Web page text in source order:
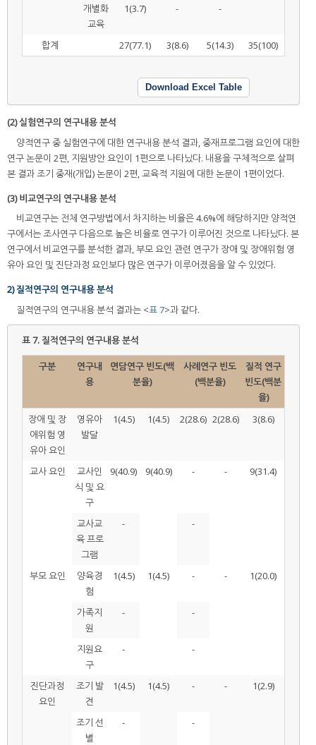
개별화
교육
1(3.7) - -
합계 27(77.1) 3(8.6) 5(14.3) 35(100)
Download Excel Table
(2) 실험연구의 연구내용 분석
양적연구 중 실험연구에 대한 연구내용 분석 결과, 중재프로그램 요인에 대한
연구 논문이 2편, 지원방안 요인이 1편으로 나타났다. 내용을 구체적으로 살펴
본 결과 조기 중재(개입) 논문이 2편, 교육적 지원에 대한 논문이 1편이었다.
(3) 비교연구의 연구내용 분석
비교연구는 전체 연구방법에서 차지하는 비율은 4.6%에 해당하지만 양적연
구에서는 조사연구 다음으로 높은 비율로 연구가 이루어진 것으로 나타났다. 본
연구에서 비교연구를 분석한 결과, 부모 요인 관련 연구가 장애 및 장애위험 영
유아 요인 및 진단과정 요인보다 많은 연구가 이루어졌음을 알 수 있었다.
2) 질적연구의 연구내용 분석
질적연구의 연구내용 분석 결과는 <표 7>과 같다.
표 7. 질적연구의 연구내용 분석
구분
연구내
용
면담연구 빈도(백
분율)
사례연구 빈도
(백분율)
질적 연구
빈도(백분
율)
장애 및 장
애위험 영
유아 요인
영유아
발달
1(4.5) 1(4.5) 2(28.6) 2(28.6) 3(8.6)
교사 요인
교사인
식 및 요
구
9(40.9) 9(40.9) - - 9(31.4)
교사교
육 프로
그램
- -
부모 요인
양육경
험
1(4.5) 1(4.5) - - 1(20.0)
가족지
원
- -
지원요
구
- -
진단과정
요인
조기 발
견
1(4.5) 1(4.5) - - 1(2.9)
조기 선
별
- -